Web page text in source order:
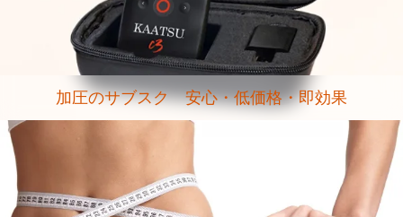
加圧のサブスク 安心・低価格・即効果